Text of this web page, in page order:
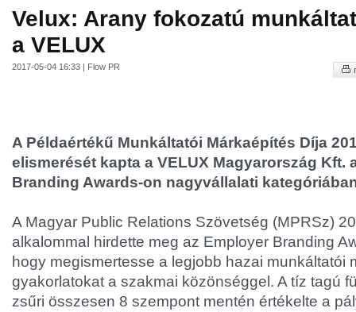
Velux: Arany fokozatú
a VELUX
2017-05-04 16:33 | Flow PR
A Példaértékű Munkáltatói Márkaépítés Díja
elismerését kapta a VELUX Magyarország Kft.
Branding Awards-on nagyvállalati
A Magyar Public Relations Szövetség (MPRSz)
alkalommal hirdette meg az Employer Branding
hogy megismertesse a legjobb hazai munkáltatói
gyakorlatokat a szakmai közönséggel. A tíz tagú
zsűri összesen 8 szempont mentén értékelte a